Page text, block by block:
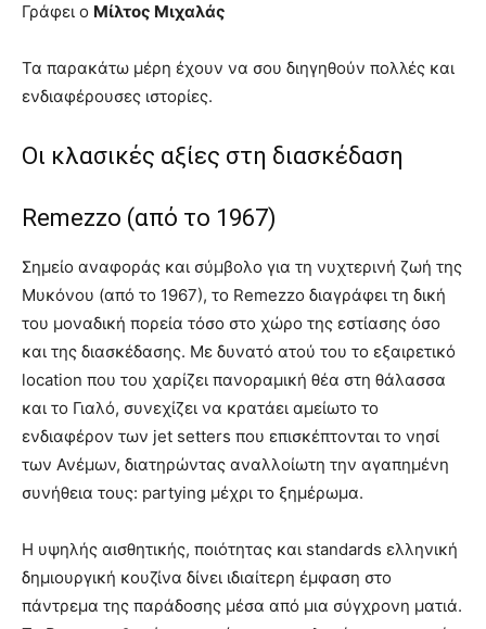
Γράφει ο Μίλτος Μιχαλάς
Τα παρακάτω μέρη έχουν να σου διηγηθούν πολλές και
ενδιαφέρουσες ιστορίες.
Οι κλασικές αξίες στη διασκέδαση
Remezzo (από το 1967)
Σημείο αναφοράς και σύμβολο για τη νυχτερινή ζωή της
Μυκόνου (από το 1967), το Remezzo διαγράφει τη δική
του μοναδική πορεία τόσο στο χώρο της εστίασης όσο
και της διασκέδασης. Με δυνατό ατού του το εξαιρετικό
location που του χαρίζει πανοραμική θέα στη θάλασσα
και το Γιαλό, συνεχίζει να κρατάει αμείωτο το
ενδιαφέρον των jet setters που επισκέπτονται το νησί
των Ανέμων, διατηρώντας αναλλοίωτη την αγαπημένη
συνήθεια τους: partying μέχρι το ξημέρωμα.
Η υψηλής αισθητικής, ποιότητας και standards ελληνική
δημιουργική κουζίνα δίνει ιδιαίτερη έμφαση στο
πάντρεμα της παράδοσης μέσα από μια σύγχρονη ματιά.